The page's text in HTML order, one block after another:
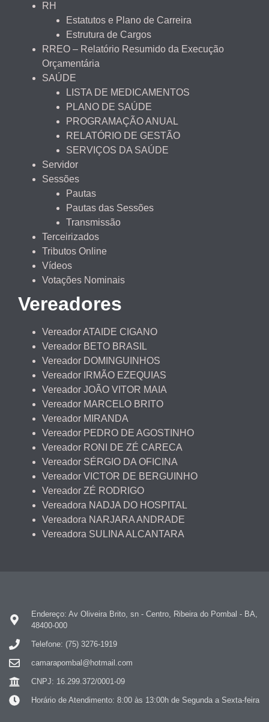
RH
Estatutos e Plano de Carreira
Estrutura de Cargos
RREO – Relatório Resumido da Execução
Orçamentária
SAÚDE
LISTA DE MEDICAMENTOS
PLANO DE SAÚDE
PROGRAMAÇÃO ANUAL
RELATÓRIO DE GESTÃO
SERVIÇOS DA SAÚDE
Servidor
Sessões
Pautas
Pautas das Sessões
Transmissão
Terceirizados
Tributos Online
Vídeos
Votações Nominais
Vereadores
Vereador ATAIDE CIGANO
Vereador BETO BRASIL
Vereador DOMINGUINHOS
Vereador IRMÃO EZEQUIAS
Vereador JOÃO VITOR MAIA
Vereador MARCELO BRITO
Vereador MIRANDA
Vereador PEDRO DE AGOSTINHO
Vereador RONI DE ZÉ CARECA
Vereador SÉRGIO DA OFICINA
Vereador VICTOR DE BERGUINHO
Vereador ZÉ RODRIGO
Vereadora NADJA DO HOSPITAL
Vereadora NARJARA ANDRADE
Vereadora SULINA ALCANTARA
Endereço: Av Oliveira Brito, sn - Centro, Ribeira do Pombal - BA,
48400-000
Telefone: (75) 3276-1919
camarapombal@hotmail.com
CNPJ: 16.299.372/0001-09
Horário de Atendimento: 8:00 às 13:00h de Segunda a Sexta-feira